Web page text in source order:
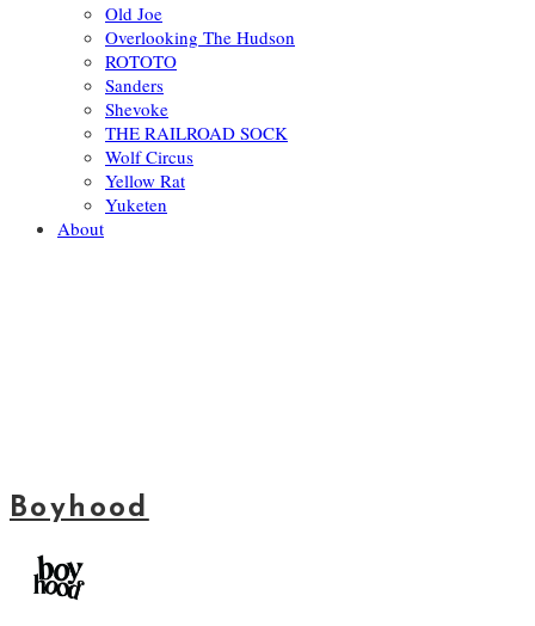
Old Joe
Overlooking The Hudson
ROTOTO
Sanders
Shevoke
THE RAILROAD SOCK
Wolf Circus
Yellow Rat
Yuketen
About
Boyhood